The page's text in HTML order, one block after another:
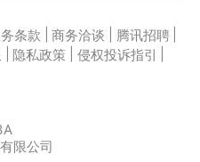
条款 商务洽谈 腾讯招聘
隐私政策 侵权投诉指引
限公司